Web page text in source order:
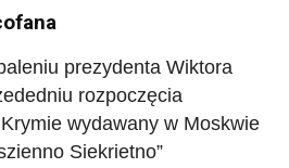
prezydenta Wiktora
rozpoczęcia
wydawany w Moskwie
Siekrietno”